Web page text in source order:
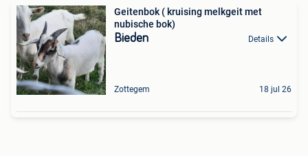
Geitenbok ( kruising melkgeit met
nubische bok)
Bieden Details
Zottegem 18 jul 26